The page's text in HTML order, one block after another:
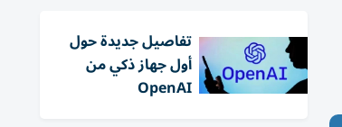
تفاصيل جديدة حول
أول جهاز ذكي من
OpenAI